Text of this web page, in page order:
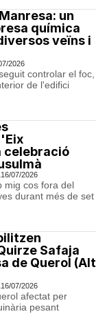
un
química
veïns i
2026
controlar el foc,
de l'edifici
celebració
16/07/2026
mig cos fora del
durant més de set
Safaja
de Querol (Alt
16/07/2026
afectat per
pesant